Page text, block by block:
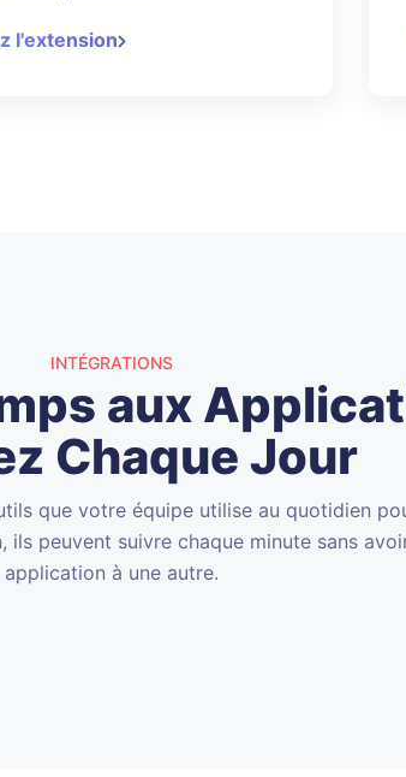
l'extension
INTÉGRATIONS
aux
Chaque Jour
que votre équipe utilise au quotidien
peuvent suivre chaque minute sans
application à une autre.